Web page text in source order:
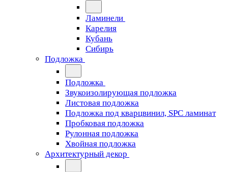
Ламинели
Карелия
Кубань
Сибирь
Подложка
Подложка
Звукоизолирующая подложка
Листовая подложка
Подложка под кварцвинил, SPC ламинат
Пробковая подложка
Рулонная подложка
Хвойная подложка
Архитектурный декор